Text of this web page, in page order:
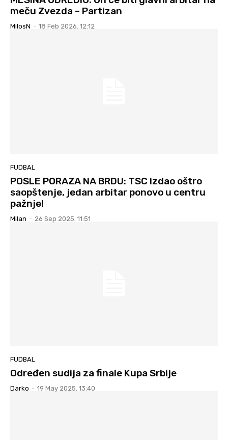
meču Zvezda – Partizan
MilosN - 18 Feb 2026. 12:12
FUDBAL
POSLE PORAZA NA BRDU: TSC izdao oštro
saopštenje, jedan arbitar ponovo u centru
pažnje!
Milan - 26 Sep 2025. 11:51
FUDBAL
Određen sudija za finale Kupa Srbije
Darko - 19 May 2025. 13:40